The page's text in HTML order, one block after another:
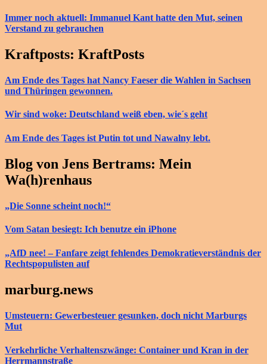
Immer noch aktuell: Immanuel Kant hatte den Mut, seinen
Verstand zu gebrauchen
Kraftposts: KraftPosts
Am Ende des Tages hat Nancy Faeser die Wahlen in Sachsen
und Thüringen gewonnen.
Wir sind woke: Deutschland weiß eben, wie´s geht
Am Ende des Tages ist Putin tot und Nawalny lebt.
Blog von Jens Bertrams: Mein
Wa(h)renhaus
„Die Sonne scheint noch!“
Vom Satan besiegt: Ich benutze ein iPhone
„AfD nee! – Fanfare zeigt fehlendes Demokratieverständnis der
Rechtspopulisten auf
marburg.news
Umsteuern: Gewerbesteuer gesunken, doch nicht Marburgs
Mut
Verkehrliche Verhaltenszwänge: Container und Kran in der
Herrmannstraße